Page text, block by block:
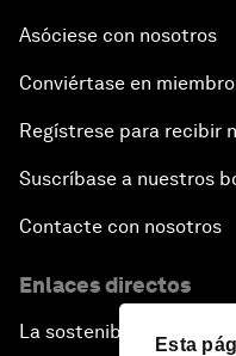
Esta
Asóciese con nosotros
Conviértase en miembro
Regístrese para recibir
Suscríbase a nuestros
Contacte con nosotros
Enlaces directos
La sostenibilidad en el